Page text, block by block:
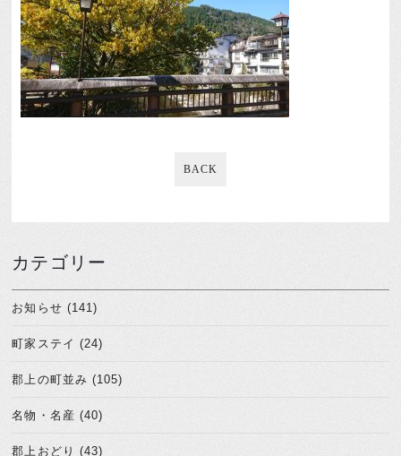
BACK
カテゴリー
お知らせ (141)
町家ステイ (24)
郡上の町並み (105)
名物・名産 (40)
郡上おどり (43)